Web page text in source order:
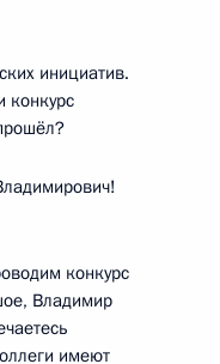
инициатив.
конкурс
конкурс
Владимир
имеют